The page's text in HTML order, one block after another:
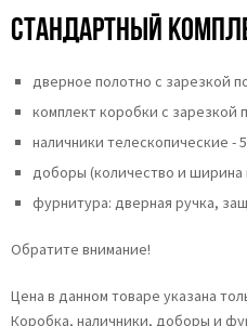
Стандартный
дверное полотно с зарезкой
комплект коробки с зарезкой
наличники телескопические -
доборы (количество и
фурнитура: дверная ручка,
Обратите внимание!
Цена в данном товаре указана
Коробка, наличники, доборы и